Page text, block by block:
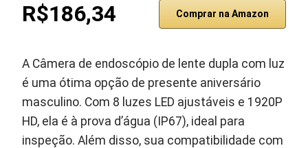
R$186,34 Comprar na Amazon
A Câmera de endoscópio de lente dupla com luz
é uma ótima opção de presente aniversário
masculino. Com 8 luzes LED ajustáveis e 1920P
HD, ela é à prova d’água (IP67), ideal para
inspeção. Além disso, sua compatibilidade com